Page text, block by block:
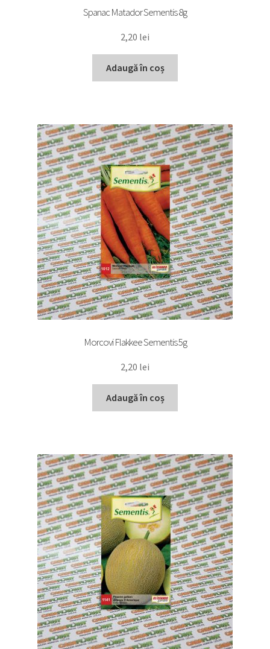
Spanac Matador Sementis 8g
2,20 lei
Adaugă în coș
Morcovi Flakkee Sementis 5g
2,20 lei
Adaugă în coș